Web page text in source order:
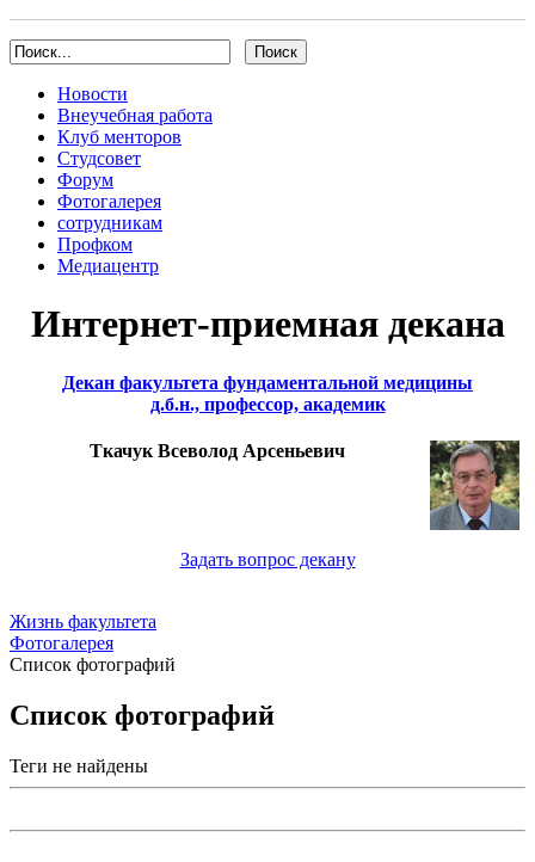
Новости
Внеучебная работа
Клуб менторов
Студсовет
Форум
Фотогалерея
сотрудникам
Профком
Медиацентр
Интернет-приемная декана
Декан факультета фундаментальной медицины
д.б.н., профессор, академик
Ткачук Всеволод Арсеньевич
Задать вопрос декану
Жизнь факультета
Фотогалерея
Список фотографий
Список фотографий
Теги не найдены